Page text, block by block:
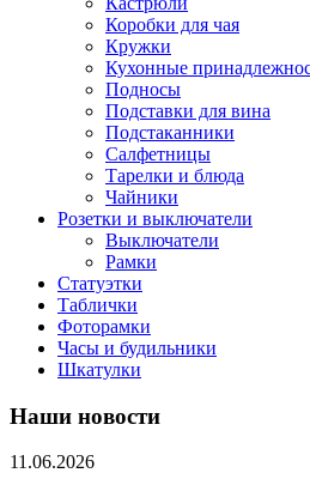
Коробки для чая
Кружки
Кухонные
Подносы
Подставки для вина
Подстаканники
Салфетницы
Тарелки и блюда
Чайники
Розетки и выключатели
Выключатели
Рамки
Статуэтки
Таблички
Фоторамки
Часы и будильники
Шкатулки
Наши новости
11.06.2026